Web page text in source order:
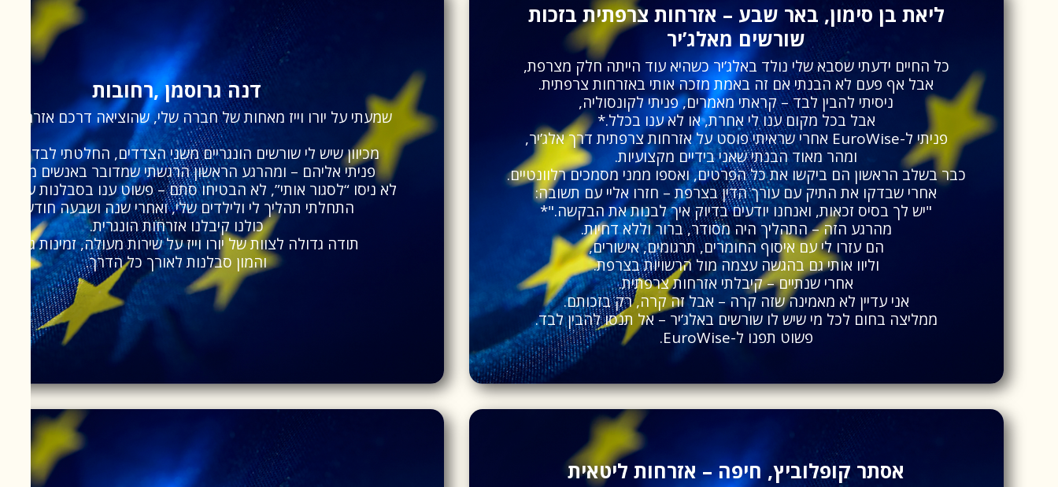
ליאת בן סימון, באר שבע – אזרחות צרפתית בזכות
שורשים מאלג’יר
כל החיים ידעתי שסבא שלי נולד באלג’יר כשהיא עוד הייתה חלק מצרפת,
אבל אף פעם לא הבנתי אם זה באמת מזכה אותי באזרחות צרפתית.
ניסיתי להבין לבד – קראתי מאמרים, פניתי לקונסוליה,
אבל בכל מקום ענו לי אחרת, או לא ענו בכלל.*
פניתי ל-EuroWise אחרי שראיתי פוסט על אזרחות צרפתית דרך אלג’יר,
ומהר מאוד הבנתי שאני בידיים מקצועיות.
כבר בשלב הראשון הם ביקשו את כל הפרטים, ואספו ממני מסמכים רלוונטיים.
אחרי שבדקו את התיק עם עורך הדין בצרפת – חזרו אליי עם תשובה:
"יש לך בסיס זכאות, ואנחנו יודעים בדיוק איך לבנות את הבקשה."*
מהרגע הזה – התהליך היה מסודר, ברור וללא דחיות.
הם עזרו לי עם איסוף החומרים, תרגומים, אישורים,
וליוו אותי גם בהגשה עצמה מול הרשויות בצרפת.
אחרי שנתיים – קיבלתי אזרחות צרפתית.
אני עדיין לא מאמינה שזה קרה – אבל זה קרה, רק בזכותם.
ממליצה בחום לכל מי שיש לו שורשים באלג’יר – אל תנסו להבין לבד.
פשוט תפנו ל-EuroWise.
דנה גרוסמן ,רחובות
שמעתי על יורו וייז מאחות של חברה שלי, שהוציאה דרכם אזרחות
מכיוון שיש לי שורשים הונגריים משני הצדדים, החלטתי לבדוק
פניתי אליהם – ומהרגע הראשון הרגשתי שמדובר באנשים
לא ניסו “לסגור אותי”, לא הבטיחו סתם – פשוט ענו בסבלנות על
התחלתי תהליך לי ולילדים שלי, ואחרי שנה ושבעה חודשים
כולנו קיבלנו אזרחות הונגרית.
תודה גדולה לצוות של יורו וייז על שירות מעולה, זמינות
והמון סבלנות לאורך כל הדרך.
אסתר קופלוביץ, חיפה – אזרחות ליטאית